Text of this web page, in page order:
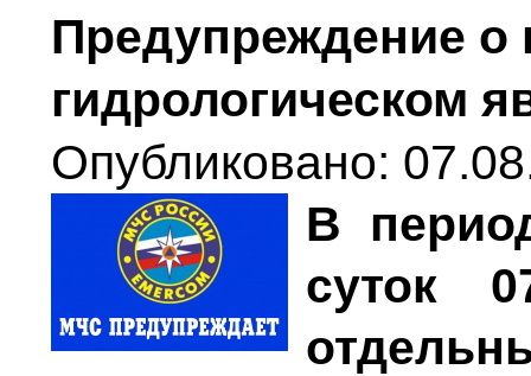
Предупреждение о
гидрологическом
Опубликовано:
В
суток